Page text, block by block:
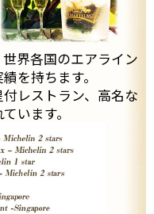
界各国のエアライン
を持ちます。
レストラン、高名な
います。